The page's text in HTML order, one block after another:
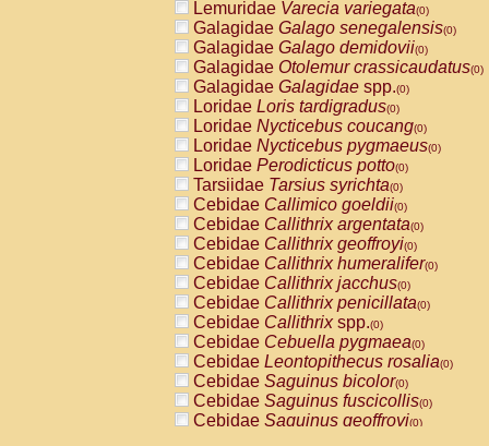
Lemuridae Varecia variegata(0)
Galagidae Galago senegalensis(0)
Galagidae Galago demidovii(0)
Galagidae Otolemur crassicaudatus(0)
Galagidae Galagidae spp.(0)
Loridae Loris tardigradus(0)
Loridae Nycticebus coucang(0)
Loridae Nycticebus pygmaeus(0)
Loridae Perodicticus potto(0)
Tarsiidae Tarsius syrichta(0)
Cebidae Callimico goeldii(0)
Cebidae Callithrix argentata(0)
Cebidae Callithrix geoffroyi(0)
Cebidae Callithrix humeralifer(0)
Cebidae Callithrix jacchus(0)
Cebidae Callithrix penicillata(0)
Cebidae Callithrixspp.(0)
Cebidae Cebuella pygmaea(0)
Cebidae Leontopithecus rosalia(0)
Cebidae Saguinus bicolor(0)
Cebidae Saguinus fuscicollis(0)
Cebidae Saguinus geoffroyi(0)